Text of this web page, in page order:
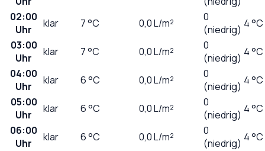
02:00
Uhr
klar 7°C 0,0L/m²
0
(niedrig) 4 °C
03:00
Uhr
klar 7°C 0,0L/m²
0
(niedrig) 4 °C
04:00
Uhr
klar 6°C 0,0L/m²
0
(niedrig) 4 °C
05:00
Uhr
klar 6°C 0,0L/m²
0
(niedrig) 4 °C
06:00
Uhr
klar 6°C 0,0L/m²
0
(niedrig) 4 °C